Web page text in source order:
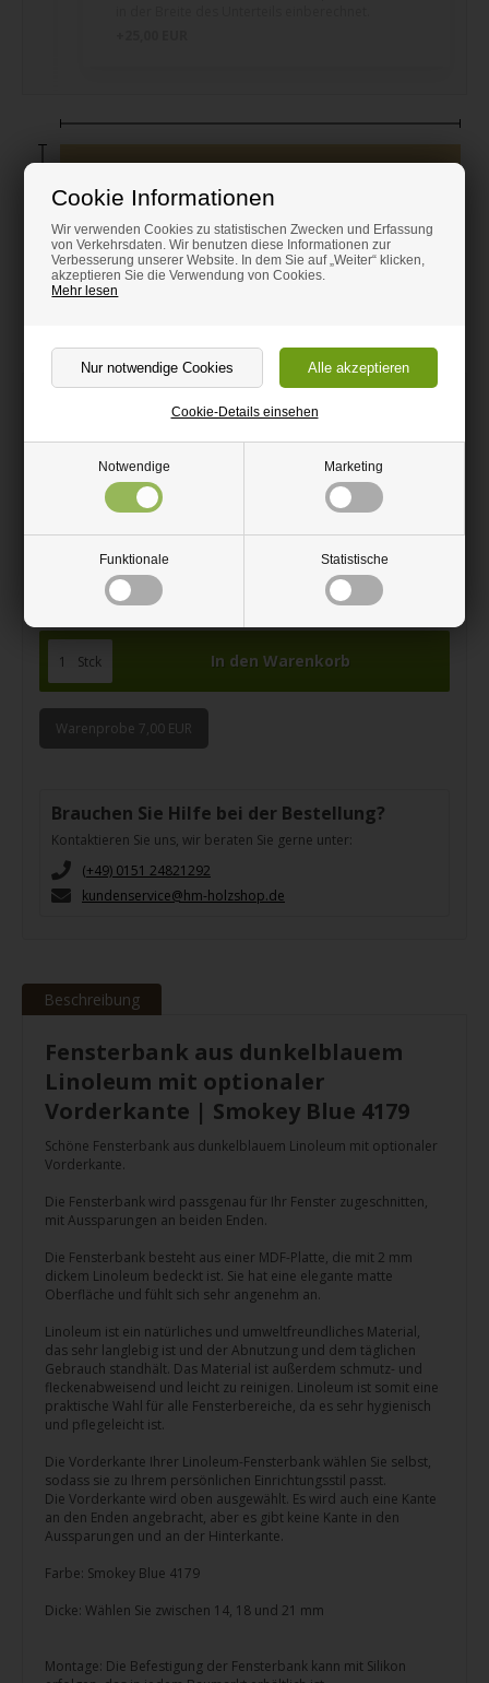
Cookie Informationen
Wir verwenden Cookies zu statistischen Zwecken und Erfassung
von Verkehrsdaten. Wir benutzen diese Informationen zur
Verbesserung unserer Website. In dem Sie auf „Weiter“ klicken,
akzeptieren Sie die Verwendung von Cookies.
Mehr lesen
Notwendige Marketing
Funktionale Statistische
Cookie-Details einsehen
Ab 108,28 EUR
inkl. MwSt
Mengenrabatt - Die Platten müssen nicht gleich
groß sein
10% rabatt
10 Stück
20% rabatt
Der Rabatt wird dem Warenkorb hinzugefügt
Stck
Warenprobe 7,00 EUR
Brauchen Sie Hilfe bei der Bestellung?
Kontaktieren Sie uns, wir beraten Sie gerne unter:
(+49) 0151 24821292
kundenservice@hm-holzshop.de
Beschreibung
Fensterbank aus dunkelblauem
Linoleum mit optionaler
Vorderkante | Smokey Blue 4179
Schöne Fensterbank aus dunkelblauem Linoleum mit optionaler
Vorderkante.
Die Fensterbank wird passgenau für Ihr Fenster zugeschnitten,
mit Aussparungen an beiden Enden.
Die Fensterbank besteht aus einer MDF-Platte, die mit 2 mm
dickem Linoleum bedeckt ist. Sie hat eine elegante matte
Oberfläche und fühlt sich sehr angenehm an.
Linoleum ist ein natürliches und umweltfreundliches Material,
das sehr langlebig ist und der Abnutzung und dem täglichen
Gebrauch standhält. Das Material ist außerdem schmutz- und
fleckenabweisend und leicht zu reinigen. Linoleum ist somit eine
praktische Wahl für alle Fensterbereiche, da es sehr hygienisch
und pflegeleicht ist.
Die Vorderkante Ihrer Linoleum-Fensterbank wählen Sie selbst,
sodass sie zu Ihrem persönlichen Einrichtungsstil passt.
Die Vorderkante wird oben ausgewählt. Es wird auch eine Kante
an den Enden angebracht, aber es gibt keine Kante in den
Aussparungen und an der Hinterkante.
Farbe: Smokey Blue 4179
Dicke: Wählen Sie zwischen 14, 18 und 21 mm
Montage: Die Befestigung der Fensterbank kann mit Silikon